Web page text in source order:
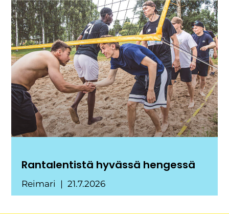
Rantalentistä hyvässä hengessä
Reimari 21.7.2026